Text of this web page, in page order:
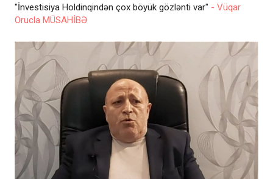
"İnvestisiya Holdinqindən çox böyük gözlənti var" - Vüqar
Orucla MÜSAHİBƏ